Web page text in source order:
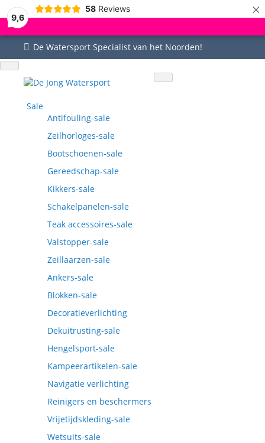
9,6
58 Reviews ×
De Watersport Specialist van het Noorden!
Uitstekende service
Sale
Antifouling-sale
Zeilhorloges-sale
Bootschoenen-sale
Gereedschap-sale
Kikkers-sale
Schakelpanelen-sale
Teak accessoires-sale
Valstopper-sale
Zeillaarzen-sale
Ankers-sale
Blokken-sale
Decoratieverlichting
Dekuitrusting-sale
Hengelsport-sale
Kampeerartikelen-sale
Navigatie verlichting
Reinigers en beschermers
Vrijetijdskleding-sale
Wetsuits-sale